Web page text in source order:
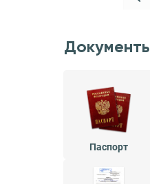
Паспорт